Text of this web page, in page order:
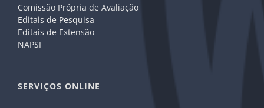
Comissão Própria de Avaliação
Editais de Pesquisa
Editais de Extensão
NAPSI
SERVIÇOS ONLINE